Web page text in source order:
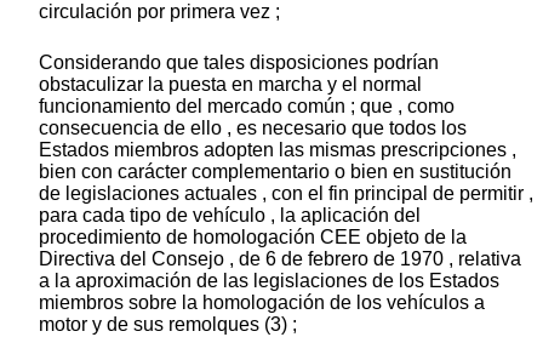
circulación por primera vez ;
Considerando que tales disposiciones podrían
obstaculizar la puesta en marcha y el normal
funcionamiento del mercado común ; que , como
consecuencia de ello , es necesario que todos los
Estados miembros adopten las mismas prescripciones ,
bien con carácter complementario o bien en sustitución
de legislaciones actuales , con el fin principal de permitir ,
para cada tipo de vehículo , la aplicación del
procedimiento de homologación CEE objeto de la
Directiva del Consejo , de 6 de febrero de 1970 , relativa
a la aproximación de las legislaciones de los Estados
miembros sobre la homologación de los vehículos a
motor y de sus remolques (3) ;